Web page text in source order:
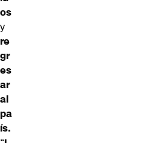
os
y
re
gr
es
ar
al
pa
ís.